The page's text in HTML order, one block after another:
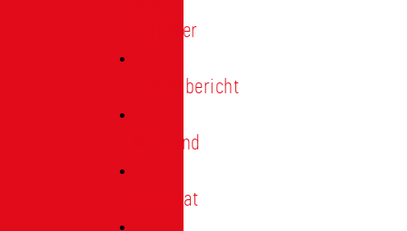
Förderer
Jahresbericht
Vorstand
Ehrenrat